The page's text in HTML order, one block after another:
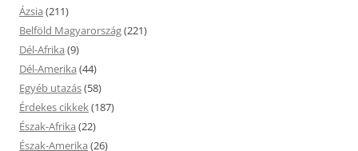
Ázsia (211)
Belföld Magyarország(221)
Dél-Afrika (9)
Dél-Amerika (44)
Egyéb utazás(58)
Érdekes cikkek(187)
Észak-Afrika (22)
Észak-Amerika (26)